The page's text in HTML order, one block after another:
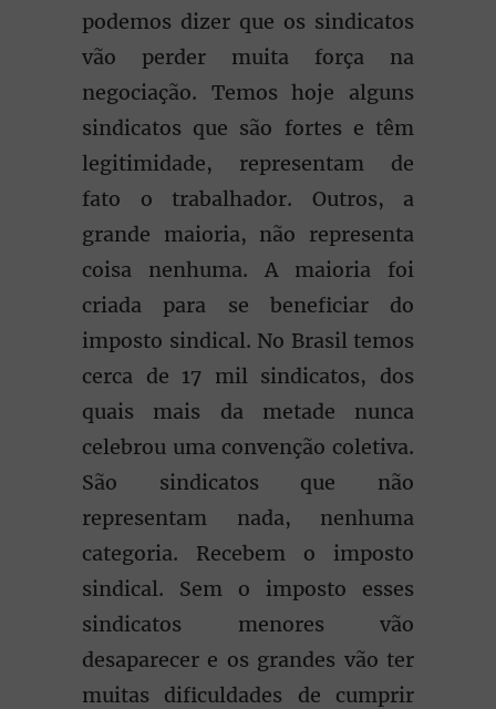
podemos dizer que os sindicatos
vão perder muita força na
negociação. Temos hoje alguns
sindicatos que são fortes e têm
legitimidade, representam de
fato o trabalhador. Outros, a
grande maioria, não representa
coisa nenhuma. A maioria foi
criada para se beneficiar do
imposto sindical. No Brasil temos
cerca de 17 mil sindicatos, dos
quais mais da metade nunca
celebrou uma convenção coletiva.
São sindicatos que não
representam nada, nenhuma
categoria. Recebem o imposto
sindical. Sem o imposto esses
sindicatos menores vão
desaparecer e os grandes vão ter
muitas dificuldades de cumprir